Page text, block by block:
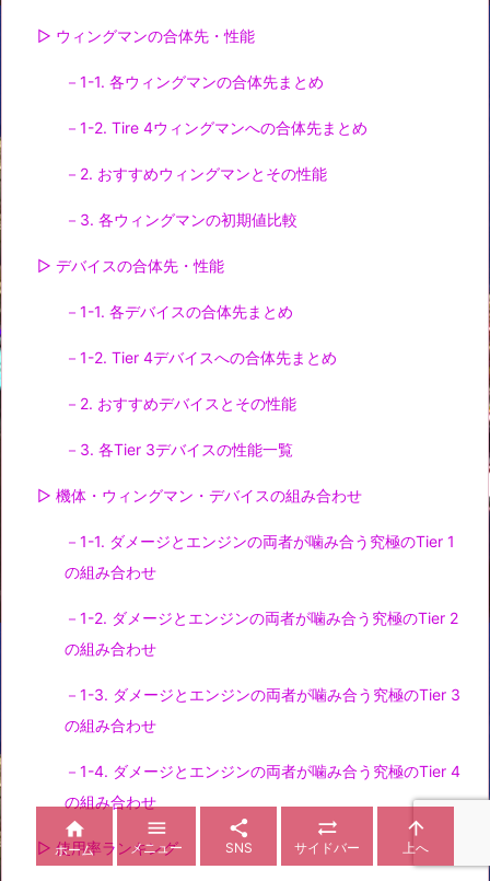
▷ ウィングマンの合体先・性能
－1-1. 各ウィングマンの合体先まとめ
－1-2. Tire 4ウィングマンへの合体先まとめ
－2. おすすめウィングマンとその性能
－3. 各ウィングマンの初期値比較
▷ デバイスの合体先・性能
－1-1. 各デバイスの合体先まとめ
－1-2. Tier 4デバイスへの合体先まとめ
－2. おすすめデバイスとその性能
－3. 各Tier 3デバイスの性能一覧
▷ 機体・ウィングマン・デバイスの組み合わせ
－1-1. ダメージとエンジンの両者が噛み合う究極のTier 1
の組み合わせ
－1-2. ダメージとエンジンの両者が噛み合う究極のTier 2
の組み合わせ
－1-3. ダメージとエンジンの両者が噛み合う究極のTier 3
の組み合わせ
－1-4. ダメージとエンジンの両者が噛み合う究極のTier 4
の組み合わせ
▷ 使用率ランキング

ホーム

メニュー

SNS

サイドバー

上へ